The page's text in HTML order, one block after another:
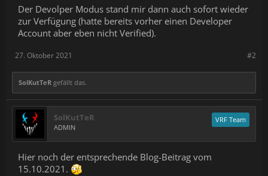
Der Devolper Modus stand mir dann auch sofort wieder
zur Verfügung (hatte bereits vorher einen Developer
Account aber eben nicht Verified).
#2
27. Oktober 2021
SolKutTeR gefällt das.
SolKutTeR
ADMIN
VRF Team
Hier noch der entsprechende Blog-Beitrag vom
15.10.2021.